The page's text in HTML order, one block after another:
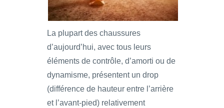
La plupart des chaussures
d’aujourd’hui, avec tous leurs
éléments de contrôle, d’amorti ou de
dynamisme, présentent un drop
(différence de hauteur entre l’arrière
et l’avant-pied) relativement